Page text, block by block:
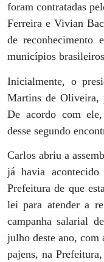
foram contratadas
Ferreira e Vivian
de reconhecimento
municípios
Inicialmente, o
Martins de Oliveira,
De acordo com
desse segundo
Carlos abriu a
já havia
Prefeitura de que
lei para atender a
campanha salarial
julho deste ano, com
pajens, na